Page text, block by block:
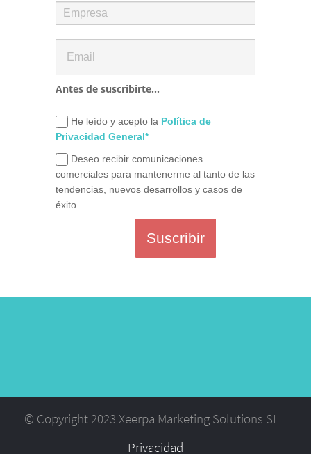
Antes de suscribirte...
He leído y acepto la Política de
Privacidad General*
Deseo recibir comunicaciones
comerciales para mantenerme al tanto de las
tendencias, nuevos desarrollos y casos de
éxito.
Suscribir
© Copyright 2023 Xeerpa Marketing Solutions SL
Privacidad